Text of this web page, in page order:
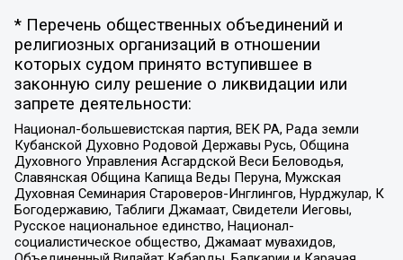
* Перечень общественных объединений и
религиозных организаций в отношении
которых судом принято вступившее в
законную силу решение о ликвидации или
запрете деятельности:
Национал-большевистская партия, ВЕК РА, Рада земли
Кубанской Духовно Родовой Державы Русь, Община
Духовного Управления Асгардской Веси Беловодья,
Славянская Община Капища Веды Перуна, Мужская
Духовная Семинария Староверов-Инглингов, Нурджулар, К
Богодержавию, Таблиги Джамаат, Свидетели Иеговы,
Русское национальное единство, Национал-
социалистическое общество, Джамаат мувахидов,